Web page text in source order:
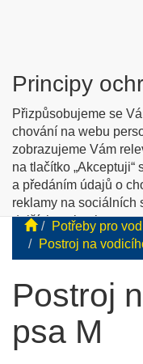
Principy
Přizpůsobujeme se
chování na webu
zobrazujeme Vám
na tlačítko
a předáním údajů o
reklamy na sociálních
dalších webech.
Personalizaci a
O nás Kontakty
Prodej
Potřeby pro
Postroj na
Postroj
psa M